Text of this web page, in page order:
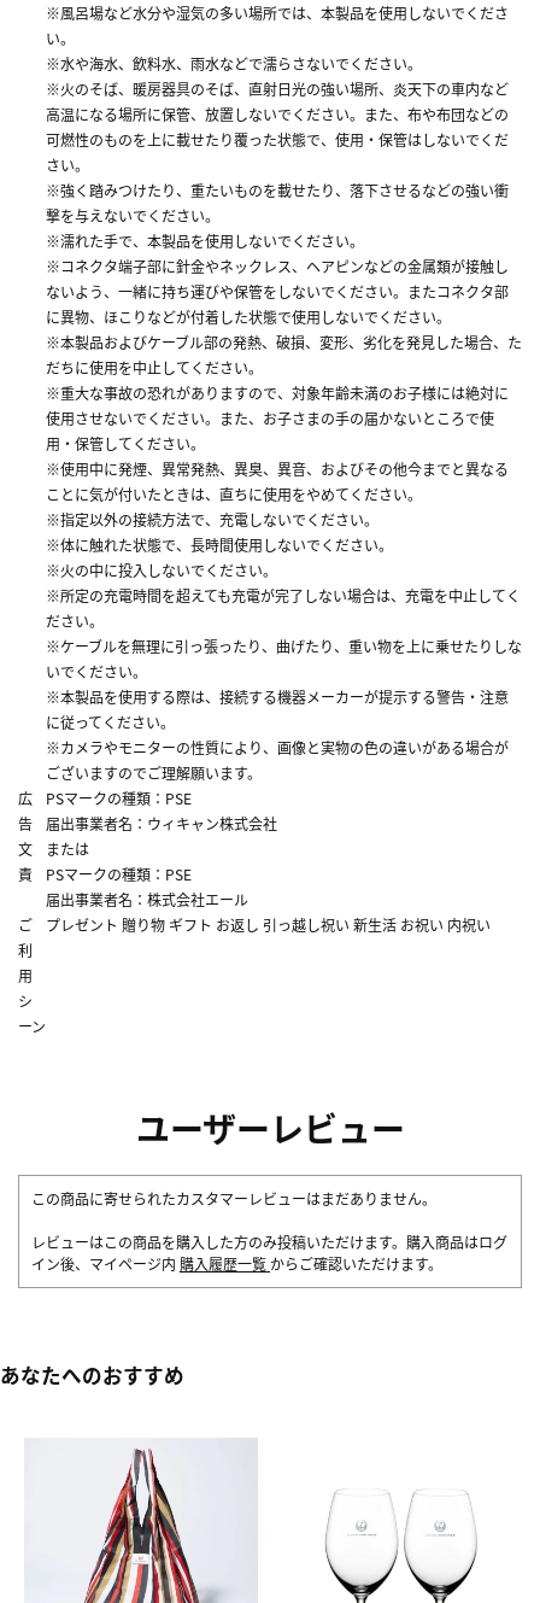
※風呂場など水分や湿気の多い場所では、本製品を使用しないでくださ
い。
※水や海水、飲料水、雨水などで濡らさないでください。
※火のそば、暖房器具のそば、直射日光の強い場所、炎天下の車内など
高温になる場所に保管、放置しないでください。また、布や布団などの
可燃性のものを上に載せたり覆った状態で、使用・保管はしないでくだ
さい。
※強く踏みつけたり、重たいものを載せたり、落下させるなどの強い衝
撃を与えないでください。
※濡れた手で、本製品を使用しないでください。
※コネクタ端子部に針金やネックレス、ヘアピンなどの金属類が接触し
ないよう、一緒に持ち運びや保管をしないでください。またコネクタ部
に異物、ほこりなどが付着した状態で使用しないでください。
※本製品およびケーブル部の発熱、破損、変形、劣化を発見した場合、た
だちに使用を中止してください。
※重大な事故の恐れがありますので、対象年齢未満のお子様には絶対に
使用させないでください。また、お子さまの手の届かないところで使
用・保管してください。
※使用中に発煙、異常発熱、異臭、異音、およびその他今までと異なる
ことに気が付いたときは、直ちに使用をやめてください。
※指定以外の接続方法で、充電しないでください。
※体に触れた状態で、長時間使用しないでください。
※火の中に投入しないでください。
※所定の充電時間を超えても充電が完了しない場合は、充電を中止してく
ださい。
※ケーブルを無理に引っ張ったり、曲げたり、重い物を上に乗せたりしな
いでください。
※本製品を使用する際は、接続する機器メーカーが提示する警告・注意
に従ってください。
※カメラやモニターの性質により、画像と実物の色の違いがある場合が
ございますのでご理解願います。
広
告
文
責
PSマークの種類：PSE
届出事業者名：ウィキャン株式会社
または
PSマークの種類：PSE
届出事業者名：株式会社エール
ご
利
用
シ
ーン
プレゼント 贈り物 ギフト お返し 引っ越し祝い 新生活 お祝い 内祝い
ユーザーレビュー
この商品に寄せられたカスタマーレビューはまだありません。
レビューはこの商品を購入した方のみ投稿いただけます。購入商品はログ
イン後、マイページ内 購入履歴一覧 からご確認いただけます。
あなたへのおすすめ